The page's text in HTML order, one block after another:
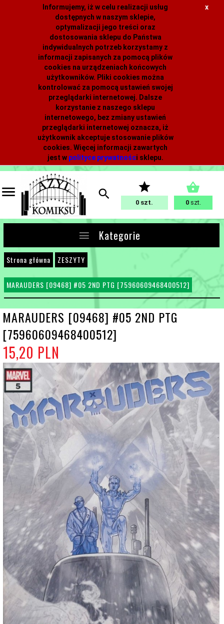
Informujemy, iż w celu realizacji usług
dostępnych w naszym sklepie,
optymalizacji jego treści oraz
dostosowania sklepu do Państwa
indywidualnych potrzeb korzystamy z
informacji zapisanych za pomocą plików
cookies na urządzeniach końcowych
użytkowników. Pliki cookies można
kontrolować za pomocą ustawień swojej
przeglądarki internetowej. Dalsze
korzystanie z naszego sklepu
internetowego, bez zmiany ustawień
przeglądarki internetowej oznacza, iż
użytkownik akceptuje stosowanie plików
cookies. Więcej informacji zawartych
jest w polityce prywatności sklepu.
x
0 0 szt.
Kategorie
Strona główna ZESZYTY
MARAUDERS [09468] #05 2ND PTG [75960609468400512]
MARAUDERS [09468] #05 2ND PTG
[75960609468400512]
15,20 PLN